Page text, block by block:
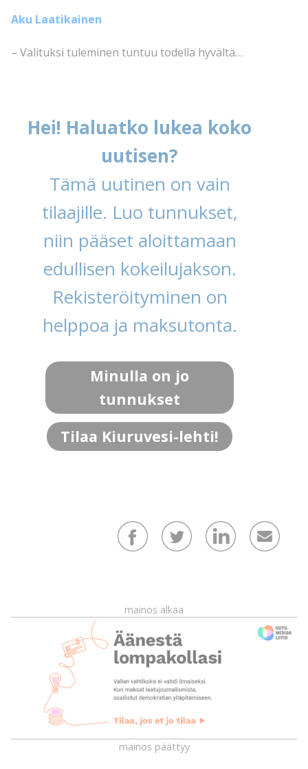
Aku Laatikainen
– Valituksi tuleminen tuntuu todella hyvältä…
Hei! Haluatko lukea koko
uutisen?
Tämä uutinen on vain
tilaajille. Luo tunnukset,
niin pääset aloittamaan
edullisen kokeilujakson.
Rekisteröityminen on
helppoa ja maksutonta.
Minulla on jo
tunnukset
Tilaa Kiuruvesi-lehti!
mainos alkaa
mainos päättyy